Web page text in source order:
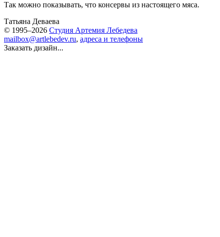
Так можно показывать, что консервы из настоящего мяса.
Татьяна Деваева
© 1995–2026 Студия Артемия Лебедева
mailbox@artlebedev.ru, адреса и телефоны
Заказать дизайн...